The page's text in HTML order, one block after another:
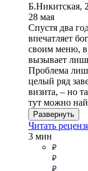
Б.Никитская,
28 мая
Спустя два
впечатляет
своим меню,
вызывает
Проблема
целый ряд
визита, – но
тут можно
Развернуть
Читать
3 мин